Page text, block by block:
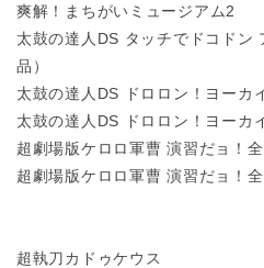
爽解！まちがいミュージアム2
太鼓の達人DS タッチでドコドン
品）
太鼓の達人DS ドロロン！ヨーカ
太鼓の達人DS ドロロン！ヨーカ
超劇場版ケロロ軍曹 演習だョ！
超劇場版ケロロ軍曹 演習だョ！
超執刀カドゥケウス